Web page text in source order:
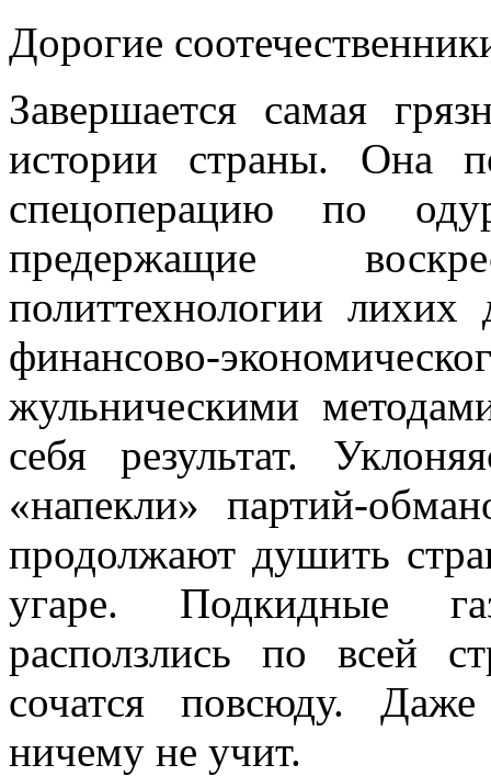
Дорогие
Завершается самая
истории страны. Она
спецоперацию по
предержащие
политтехнологии
финансово-
жульническими
себя результат.
«напекли» партий-
продолжают душить
угаре. Подкидные
расползлись по всей
сочатся повсюду.
ничему не учит.